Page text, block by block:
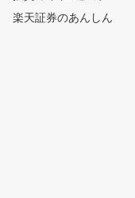
楽天証券のあんしん